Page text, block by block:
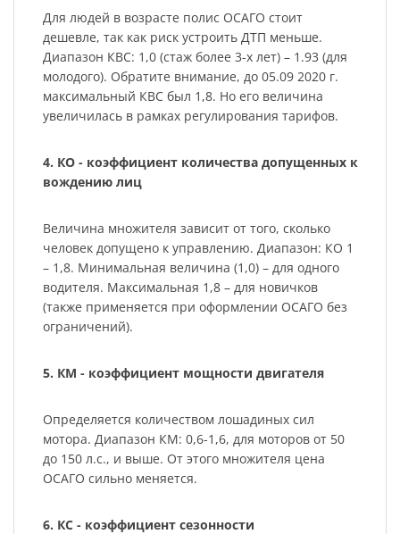
Для людей в возрасте полис ОСАГО стоит
дешевле, так как риск устроить ДТП меньше.
Диапазон КВС: 1,0 (стаж более 3-х лет) – 1.93 (для
молодого). Обратите внимание, до 05.09 2020 г.
максимальный КВС был 1,8. Но его величина
увеличилась в рамках регулирования тарифов.
4. КО - коэффициент количества допущенных к
вождению лиц
Величина множителя зависит от того, сколько
человек допущено к управлению. Диапазон: КО 1
– 1,8. Минимальная величина (1,0) – для одного
водителя. Максимальная 1,8 – для новичков
(также применяется при оформлении ОСАГО без
ограничений).
5. КМ - коэффициент мощности двигателя
Определяется количеством лошадиных сил
мотора. Диапазон КМ: 0,6-1,6, для моторов от 50
до 150 л.с., и выше. От этого множителя цена
ОСАГО сильно меняется.
6. КС - коэффициент сезонности